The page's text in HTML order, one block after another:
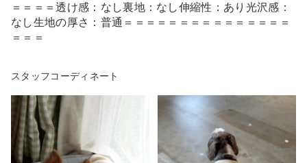
＝＝＝＝透け感：なし裏地：なし伸縮性：あり光沢感：
なし生地の厚さ：普通＝＝＝＝＝＝＝＝＝＝＝＝＝＝＝
＝＝＝
スタッフコーディネート